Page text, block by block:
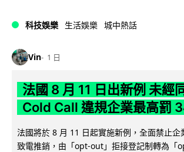
科技娛樂 生活娛樂 城中熱話
Vin 1 日
法國 8 月 11 日出新例 未經
Cold Call 違規企業最高罰
法國將於 8 月 11 日起實施新例，全面禁止企
致電推銷，由「opt-out」拒接登記制轉為「